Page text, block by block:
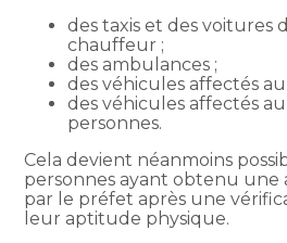
des taxis et des voitures
chauffeur ;
des ambulances ;
des véhicules affectés au
des véhicules affectés
personnes.
Cela devient néanmoins
personnes ayant obtenu une
par le préfet après une
leur aptitude physique.